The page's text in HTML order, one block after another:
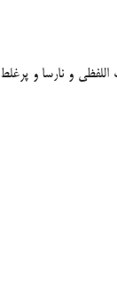
و نارسا و پرغلط